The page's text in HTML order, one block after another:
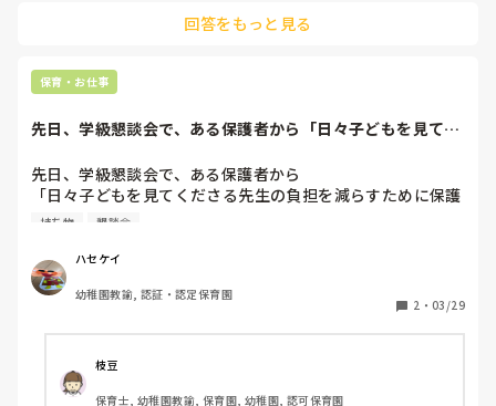
実際に保護者として聞いていてふんふんって思っても一年後に
いという姿勢は保護者の方に伝わってると思いますよ！言葉じ
ゃなく人柄ですよ！
回答をもっと見る
保育・お仕事
先日、学級懇談会で、ある保護者から「日々子どもを見てく
先日、学級懇談会で、ある保護者から
「日々子どもを見てくださる先生の負担を減らすために保護
者として何かできることはありますか？」
「特にこちらが求めることはありませんが。。しいて言うな
ら、持ち物の記名ですね。箸の1本1本、ペンのキャップなど
徹底していただけるだけで助かります。」
皆さんは保護者の方に何か求めていることはありますか？
持ち物 懇談会
ハセケイ
幼稚園教諭, 認証・認定保育園
2 ・ 03/29
枝豆
保育士, 幼稚園教諭, 保育園, 幼稚園, 認可保育園